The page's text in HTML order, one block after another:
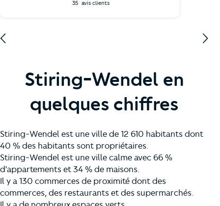
35 avis clients
Stiring-Wendel en
quelques chiffres
Stiring-Wendel est une ville de 12 610 habitants dont
40 % des habitants sont propriétaires.
Stiring-Wendel est une ville calme avec 66 %
d'appartements et 34 % de maisons.
Il y a 130 commerces de proximité dont des
commerces, des restaurants et des supermarchés.